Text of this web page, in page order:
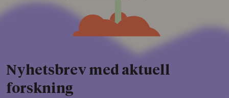
Nyhetsbrev med aktuell
forskning